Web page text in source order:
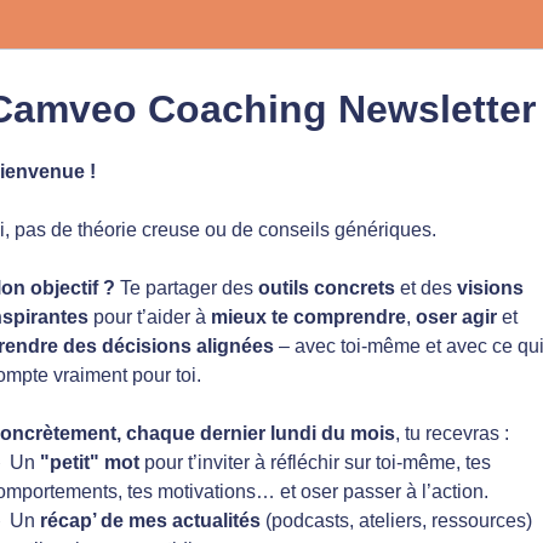
Coaching Newsletter
!
pas de théorie creuse ou de conseils génériques.
objectif ? Te partager des outils concrets et des visions
pour t’aider à mieux te comprendre, oser agir et
des décisions alignées – avec toi-même et avec ce qui
vraiment pour toi.
chaque dernier lundi du mois, tu recevras :
Un "petit" mot pour t’inviter à réfléchir sur toi-même, tes
tes motivations… et oser passer à l’action.
Un récap’ de mes actualités (podcasts, ateliers, ressources)